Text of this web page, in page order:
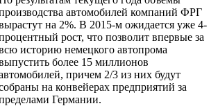
автомобилей компаний ФРГ
на 2%. В 2015-м ожидается уже 4-
рост, что позволит впервые за
историю немецкого автопрома
более 15 миллионов
причем 2/3 из них будут
на конвейерах предприятий за
Германии.